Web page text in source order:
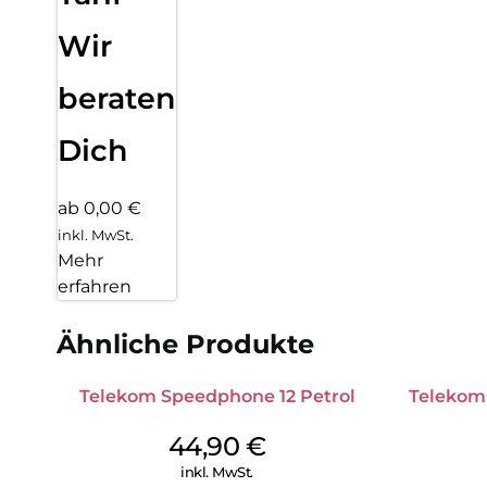
Wir
beraten
Dich
ab 0,00 €
inkl. MwSt.
Mehr
erfahren
Ähnliche Produkte
Telekom Speedphone 12 Petrol
44,90 €
inkl. MwSt.